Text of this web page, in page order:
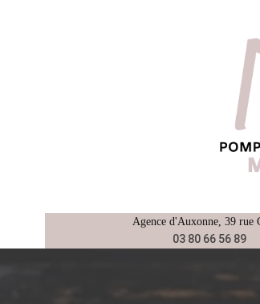
Agence d'Auxonne, 39 rue
03 80 66 56 89